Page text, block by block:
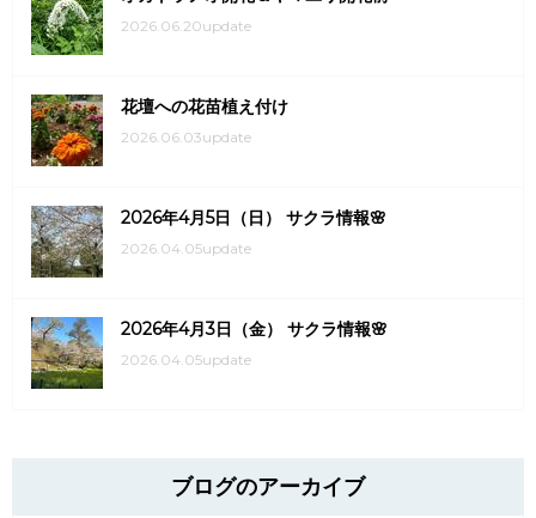
2026.06.20update
花壇への花苗植え付け
2026.06.03update
2026年4月5日（日） サクラ情報🌸
2026.04.05update
2026年4月3日（金） サクラ情報🌸
2026.04.05update
ブログのアーカイブ